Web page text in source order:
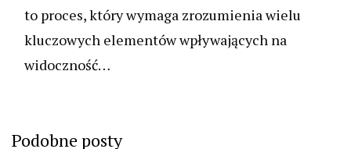
to proces, który wymaga zrozumienia wielu
kluczowych elementów wpływających na
widoczność…
Podobne posty